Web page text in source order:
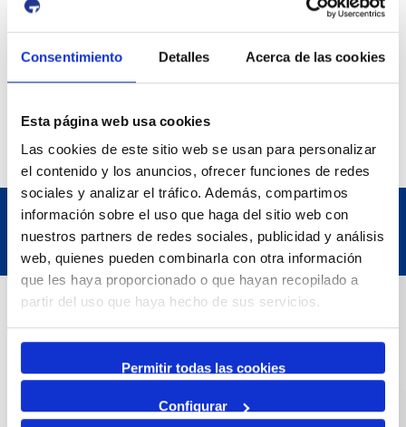
Consentimiento Detalles Acerca de las cookies
Esta página web usa cookies
Las cookies de este sitio web se usan para personalizar
el contenido y los anuncios, ofrecer funciones de redes
sociales y analizar el tráfico. Además, compartimos
información sobre el uso que haga del sitio web con
nuestros partners de redes sociales, publicidad y análisis
web, quienes pueden combinarla con otra información
que les haya proporcionado o que hayan recopilado a
partir del uso que haya hecho de sus servicios.
Permitir todas las cookies
Configurar
Datos de contacto